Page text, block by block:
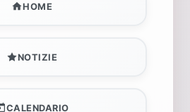
HOME
NOTIZIE
CALENDARIO